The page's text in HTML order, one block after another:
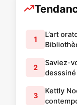
1
L’art
2
Saviez-
desssiné
3
Kettly